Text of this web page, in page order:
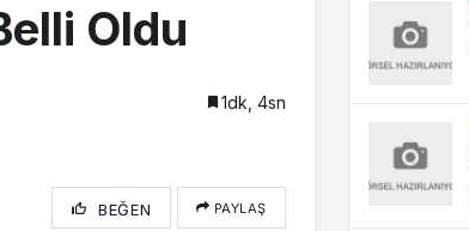
Oldu
1dk, 4sn
BEĞEN PAYLAŞ